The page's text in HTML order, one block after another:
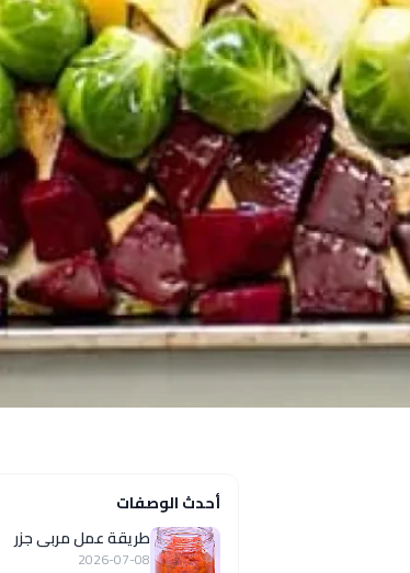
أحدث الوصفات
طريقة عمل مربى جزر
2026-07-08